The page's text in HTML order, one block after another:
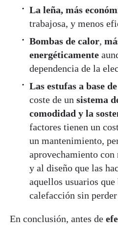
La leña, más
trabajosa, y menos
Bombas de calor,
energéticamente
dependencia de la
Las estufas a base
coste de un sistema
comodidad y la
factores tienen un
un mantenimiento,
aprovechamiento
y al diseño que las
aquellos usuarios
calefacción sin
En conclusión, antes de